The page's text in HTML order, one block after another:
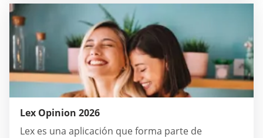
Lex Opinion 2026
Lex es una aplicación que forma parte de